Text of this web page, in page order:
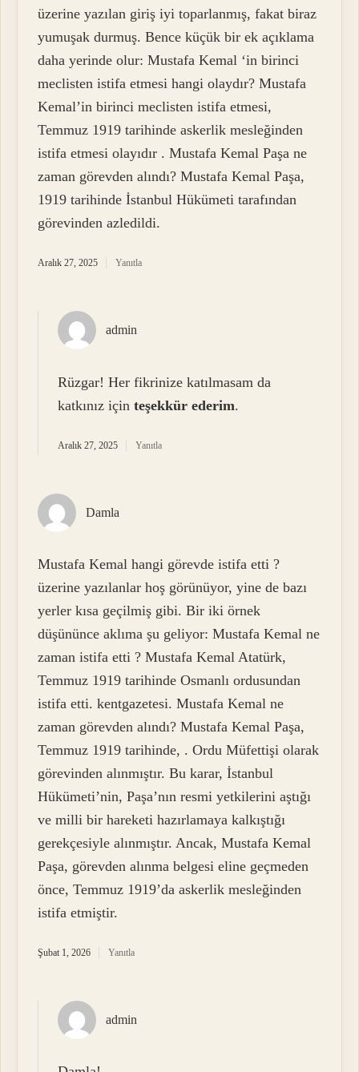
üzerine yazılan giriş iyi toparlanmış, fakat biraz
yumuşak durmuş. Bence küçük bir ek açıklama
daha yerinde olur: Mustafa Kemal ‘in birinci
meclisten istifa etmesi hangi olaydır? Mustafa
Kemal’in birinci meclisten istifa etmesi,
Temmuz 1919 tarihinde askerlik mesleğinden
istifa etmesi olayıdır . Mustafa Kemal Paşa ne
zaman görevden alındı? Mustafa Kemal Paşa,
1919 tarihinde İstanbul Hükümeti tarafından
görevinden azledildi.
Aralık 27, 2025 Yanıtla
admin
Rüzgar! Her fikrinize katılmasam da
katkınız içinteşekkür ederim.
Aralık 27, 2025 Yanıtla
Damla
Mustafa Kemal hangi görevde istifa etti ?
üzerine yazılanlar hoş görünüyor, yine de bazı
yerler kısa geçilmiş gibi. Bir iki örnek
düşününce aklıma şu geliyor: Mustafa Kemal ne
zaman istifa etti ? Mustafa Kemal Atatürk,
Temmuz 1919 tarihinde Osmanlı ordusundan
istifa etti. kentgazetesi. Mustafa Kemal ne
zaman görevden alındı? Mustafa Kemal Paşa,
Temmuz 1919 tarihinde, . Ordu Müfettişi olarak
görevinden alınmıştır. Bu karar, İstanbul
Hükümeti’nin, Paşa’nın resmi yetkilerini aştığı
ve milli bir hareketi hazırlamaya kalkıştığı
gerekçesiyle alınmıştır. Ancak, Mustafa Kemal
Paşa, görevden alınma belgesi eline geçmeden
önce, Temmuz 1919’da askerlik mesleğinden
istifa etmiştir.
Şubat 1, 2026 Yanıtla
admin